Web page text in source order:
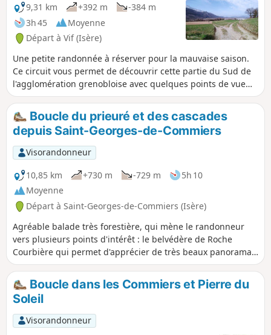
9,31 km
+392 m
-384 m
3h 45
Moyenne
Départ à Vif (Isère)
Une petite randonnée à réserver pour la mauvaise saison.
Ce circuit vous permet de découvrir cette partie du Sud de
l'agglomération grenobloise avec quelques points de vue
sur les massifs environnants. Sans aucune difficulté, elle se
déroule sur des bons chemins avec alternance de zones
boisées et dégagées.
Boucle du prieuré et des cascades
depuis Saint-Georges-de-Commiers
Visorandonneur
10,85 km
+730 m -729 m
5h 10
Moyenne
Départ à Saint-Georges-de-Commiers (Isère)
Agréable balade très forestière, qui mène le randonneur
vers plusieurs points d'intérêt : le belvédère de Roche
Courbière qui permet d'apprécier de très beaux panoramas
sur la basse vallée du Drac et les massifs du Vercors et de la
Chartreuse, ou encore les vestiges du Prieuré de Saint-
Michel de Connexe. Après une grotte, la seconde partie de
la descente est rafraichissante et placée sous le signe de
l'eau avec un petit festival de chutes d'eau, méandres et
tourbillons !
Boucle dans les Commiers et Pierre du
Soleil
Visorandonneur